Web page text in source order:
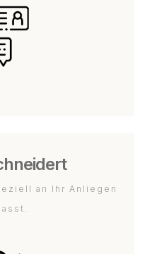
an Ihr Anliegen